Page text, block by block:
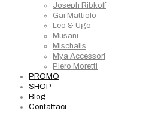
Joseph Ribkoff
Gai Mattiolo
Leo & Ugo
Musani
Mischalis
Mya Accessori
Piero Moretti
PROMO
SHOP
Blog
Contattaci